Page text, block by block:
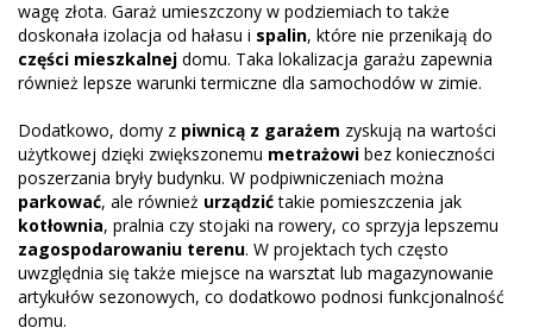
wagę złota. Garaż umieszczony w podziemiach to także
doskonała izolacja od hałasu i spalin, które nie przenikają do
części mieszkalnej domu. Taka lokalizacja garażu zapewnia
również lepsze warunki termiczne dla samochodów w zimie.
Dodatkowo, domy z piwnicą z garażem zyskują na wartości
użytkowej dzięki zwiększonemu metrażowi bez konieczności
poszerzania bryły budynku. W podpiwniczeniach można
parkować, ale również urządzićtakie pomieszczenia jak
kotłownia, pralnia czy stojaki na rowery, co sprzyja lepszemu
zagospodarowaniu terenu. W projektach tych często
uwzględnia się także miejsce na warsztat lub magazynowanie
artykułów sezonowych, co dodatkowo podnosi funkcjonalność
domu.